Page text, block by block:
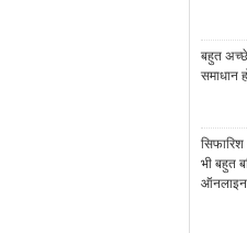
बहुत
समाधान
भी बहुत
ऑनलाइन